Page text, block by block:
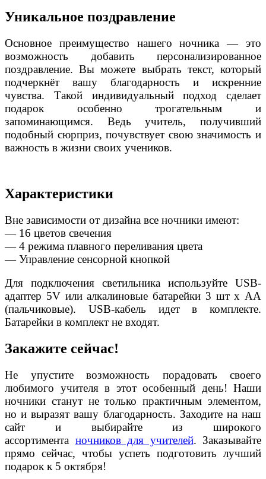
Уникальное поздравление
Основное преимущество нашего ночника — это
возможность добавить персонализированное
поздравление. Вы можете выбрать текст, который
подчеркнёт вашу благодарность и искренние
чувства. Такой индивидуальный подход сделает
подарок особенно трогательным и
запоминающимся. Ведь учитель, получивший
подобный сюрприз, почувствует свою значимость и
важность в жизни своих учеников.
Характеристики
Вне зависимости от дизайна все ночники имеют:
— 16 цветов свечения
— 4 режима плавного переливания цвета
— Управление сенсорной кнопкой
Для подключения светильника используйте USB-
адаптер 5V или алкалиновые батарейки 3 шт х АА
(пальчиковые). USB-кабель идет в комплекте.
Батарейки в комплект не входят.
Закажите сейчас!
Не упустите возможность порадовать своего
любимого учителя в этот особенный день! Наши
ночники станут не только практичным элементом,
но и выразят вашу благодарность. Заходите на наш
сайт и выбирайте из широкого
ассортимента ночников для учителей. Заказывайте
прямо сейчас, чтобы успеть подготовить лучший
подарок к 5 октября!